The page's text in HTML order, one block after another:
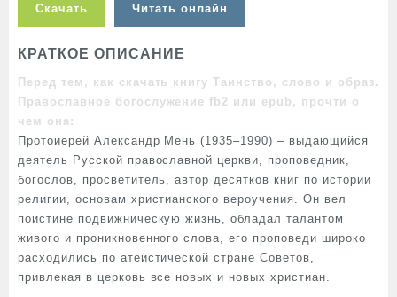
Скачать Читать онлайн
КРАТКОЕ ОПИСАНИЕ
Перед тем, как скачать книгу Таинство, слово и образ.
Православное богослужение fb2 или epub, прочти о
чем она:
Протоиерей Александр Мень (1935–1990) – выдающийся
деятель Русской православной церкви, проповедник,
богослов, просветитель, автор десятков книг по истории
религии, основам христианского вероучения. Он вел
поистине подвижническую жизнь, обладал талантом
живого и проникновенного слова, его проповеди широко
расходились по атеистической стране Советов,
привлекая в церковь все новых и новых христиан.